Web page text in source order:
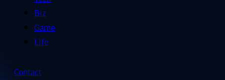
Biz
Game
Life
Contact